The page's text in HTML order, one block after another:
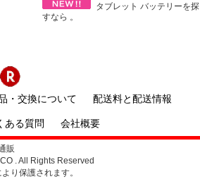
タブレット バッテリーを探
すなら 。
・交換について 配送料と配送情報
ある質問 会社概要
販
. All Rights Reserved
り保護されます。